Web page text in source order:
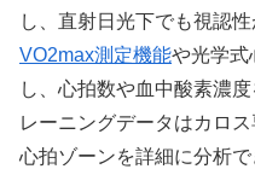
し、直射日光下でも視認
VO2max測定機能や光学式
し、心拍数や血中酸素濃
レーニングデータはカロ
心拍ゾーンを詳細に分析で